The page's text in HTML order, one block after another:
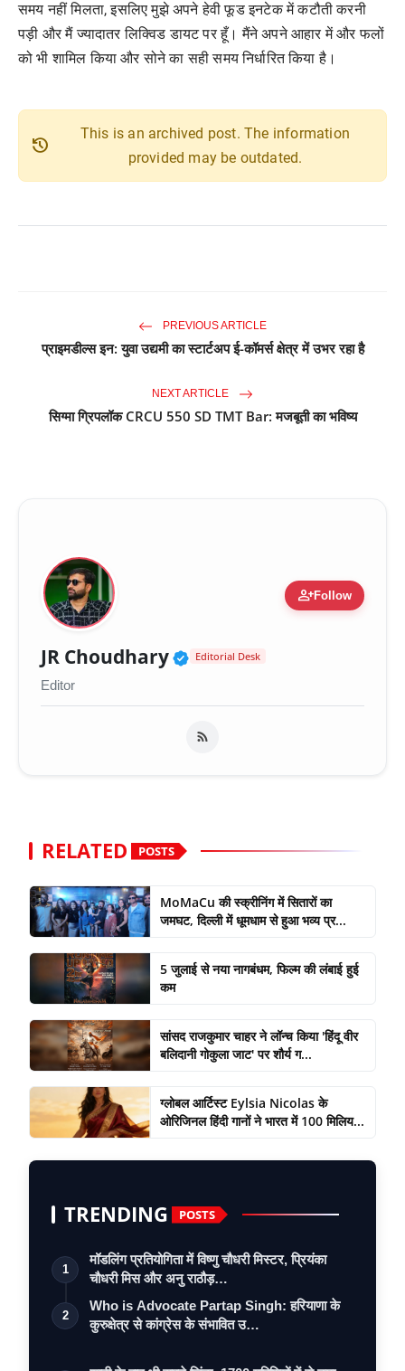
समय नहीं मिलता, इसलिए मुझे अपने हेवी फूड इनटेक में कटौती करनी
पड़ी और मैं ज्यादातर लिक्विड डायट पर हूँ। मैंने अपने आहार में और फलों
को भी शामिल किया और सोने का सही समय निर्धारित किया है।
history
This is an archived post. The information
provided may be outdated.
PREVIOUS ARTICLE
प्राइमडील्स इन: युवा उद्यमी का स्टार्टअप ई-कॉमर्स क्षेत्र में उभर रहा है
NEXT ARTICLE
सिग्मा ग्रिपलॉक CRCU 550 SD TMT Bar: मजबूती का भविष्य
person_addFollow
JR Choudhary Verified Public Figure
Editorial Desk
Editor
RELATED POSTS
MoMaCu की स्क्रीनिंग में सितारों का
जमघट, दिल्ली में धूमधाम से हुआ भव्य प्र...
5 जुलाई से नया नागबंधम, फिल्म की लंबाई हुई
कम
सांसद राजकुमार चाहर ने लॉन्च किया 'हिंदू वीर
बलिदानी गोकुला जाट' पर शौर्य ग...
ग्लोबल आर्टिस्ट Eylsia Nicolas के
ओरिजिनल हिंदी गानों ने भारत में 100 मिलिय...
TRENDING POSTS
1
मॉडलिंग प्रतियोगिता में विष्णु चौधरी मिस्टर, प्रियंका
चौधरी मिस और अनु राठौड़…
2
Who is Advocate Partap Singh: हरियाणा के
कुरुक्षेत्र से कांग्रेस के संभावित उ…